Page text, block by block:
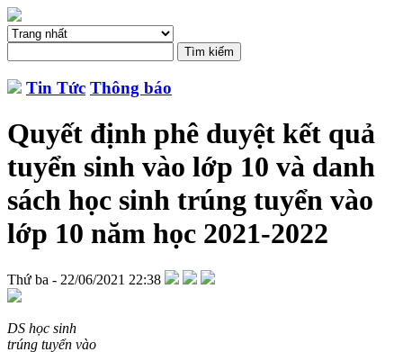
Tin Tức Thông báo
Quyết định phê duyệt kết quả
tuyển sinh vào lớp 10 và danh
sách học sinh trúng tuyển vào
lớp 10 năm học 2021-2022
Thứ ba - 22/06/2021 22:38
DS học sinh
trúng tuyển vào